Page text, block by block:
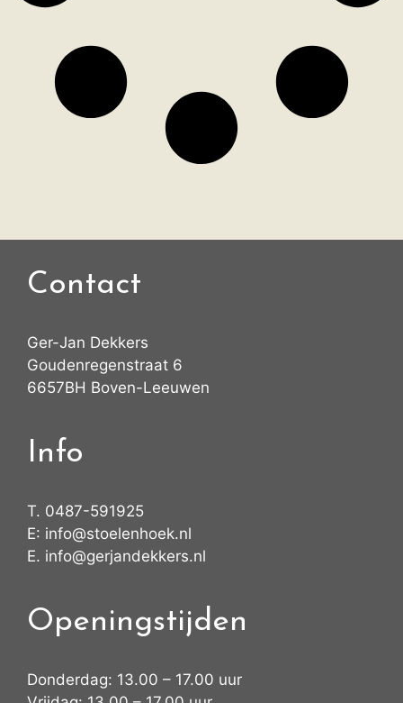
Contact
Ger-Jan Dekkers
Goudenregenstraat 6
6657BH Boven-Leeuwen
Info
T. 0487-591925
E: info@stoelenhoek.nl
E. info@gerjandekkers.nl
Openingstijden
Donderdag: 13.00 – 17.00 uur